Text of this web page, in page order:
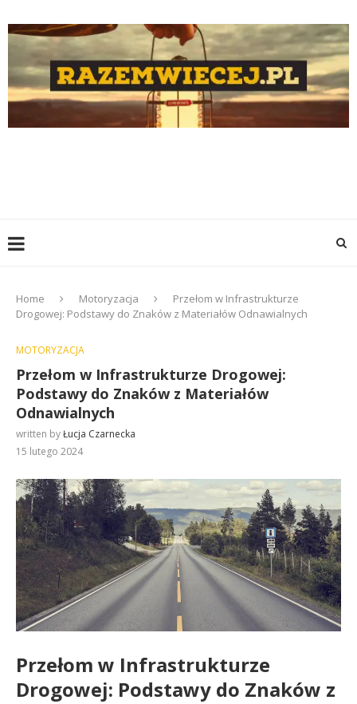
Home Motoryzacja
Przełom w Infrastrukturze
Drogowej: Podstawy do Znaków z Materiałów Odnawialnych
MOTORYZACJA
Przełom w Infrastrukturze Drogowej:
Podstawy do Znaków z Materiałów
Odnawialnych
written byŁucja Czarnecka
15 lutego 2024
Przełom w Infrastrukturze
Drogowej: Podstawy do Znaków z